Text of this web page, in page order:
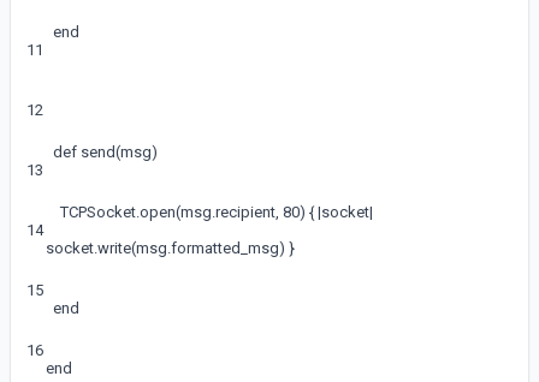
11
12
13
14
15
16
end
def send(msg)
TCPSocket.open(msg.recipient, 80) { |socket|
socket.write(msg.formatted_msg) }
end
end